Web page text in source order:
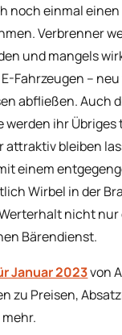
noch einmal
Verbrenner
und mangels
Fahrzeugen –
abfließen. Auch
werden ihr
attraktiv bleiben
einem
Wirbel in der
nicht nur
Bärendienst.
Januar 2023von
zu Preisen,